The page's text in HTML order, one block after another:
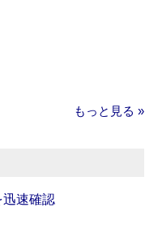
もっと見る »
迅速確認